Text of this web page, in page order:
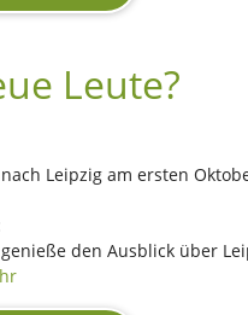
Leute?
Leipzig am ersten
den Ausblick über